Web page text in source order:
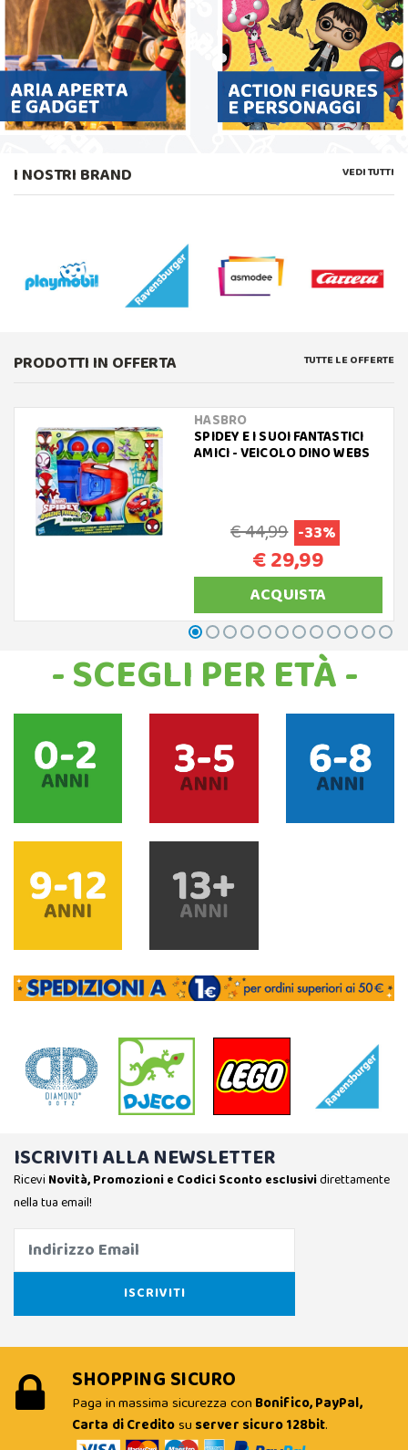
I NOSTRI BRAND VEDI TUTTI
PRODOTTI IN OFFERTA TUTTE LE OFFERTE
HASBRO
SPIDEY E I SUOI FANTASTICI
AMICI - VEICOLO DINO WEBS
€ 44,99 -33%
€ 29,99
ACQUISTA
- SCEGLI PER ETÀ -
ISCRIVITI ALLA NEWSLETTER
Ricevi Novità, Promozioni e Codici Sconto esclusividirettamente
nella tua email!
SHOPPING SICURO
Paga in massima sicurezza con Bonifico, PayPal,
Carta di Creditosu server sicuro 128bit.